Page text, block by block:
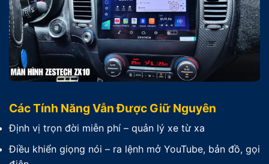
Các Tính Năng Vẫn Được Giữ Nguyên
Định vị trọn đời miễn phí – quản lý xe từ xa
Điều khiển giọng nói – ra lệnh mở YouTube, bản đồ, gọi